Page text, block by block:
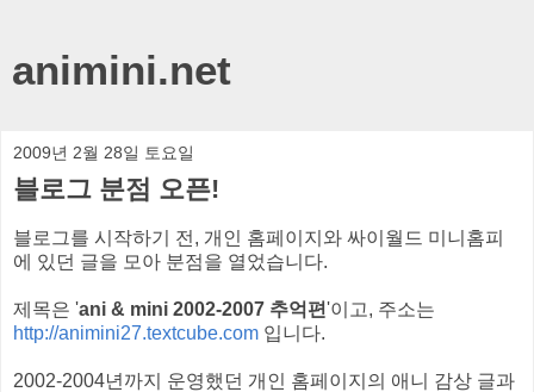
animini.net
2009년 2월 28일 토요일
블로그 분점 오픈!
블로그를 시작하기 전, 개인 홈페이지와 싸이월드 미니홈피
에 있던 글을 모아 분점을 열었습니다.
제목은 'ani & mini 2002-2007 추억편'이고, 주소는
http://animini27.textcube.com 입니다.
2002-2004년까지 운영했던 개인 홈페이지의 애니 감상 글과